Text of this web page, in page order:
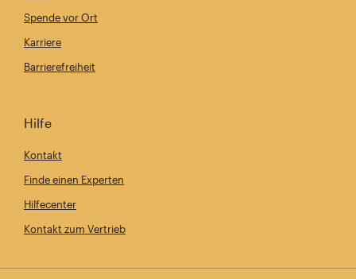
Spende vor Ort
Karriere
Barrierefreiheit
Hilfe
Kontakt
Finde einen Experten
Hilfecenter
Kontakt zum Vertrieb